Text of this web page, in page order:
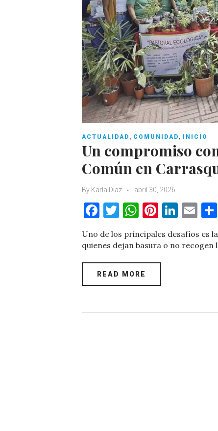
ACTUALIDAD , COMUNIDAD , INICIO
Un compromiso
Común en
By Karla Diaz abril 30, 2026
F
a
c
e
b
o
T
it
te
r
W
h
at
s
A
p
Pi
nt
er
es
Li
n
k
E
ai
Uno de los principales desafíos es
quienes dejan basura o no recogen
READ MORE